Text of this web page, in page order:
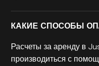
КАКИЕ СПОСОБЫ
Расчеты за аренду в
производиться с